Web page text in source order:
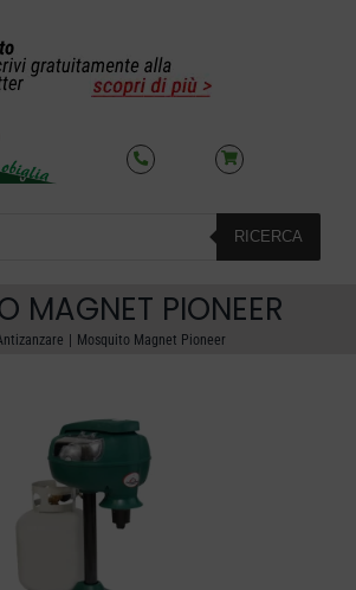
RICERCA
MAGNET PIONEER
Mosquito Magnet Pioneer